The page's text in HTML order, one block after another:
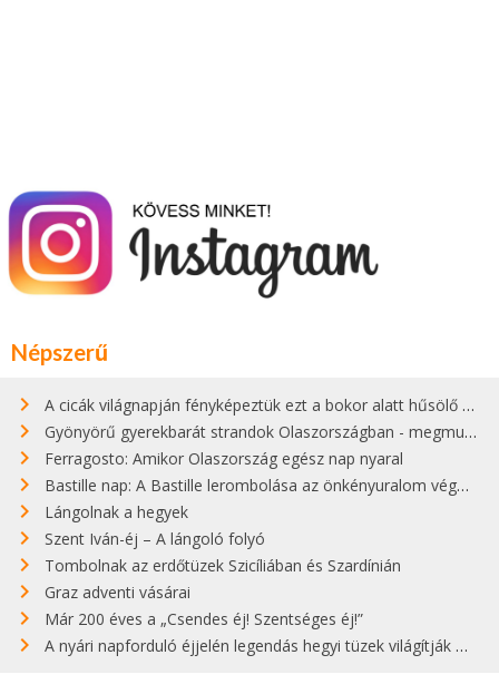
Népszerű
A cicák világnapján fényképeztük ezt a bokor alatt hűsölő cicát Kisorosziban
Gyönyörű gyerekbarát strandok Olaszországban - megmutatjuk a 15 legjobbat
Ferragosto: Amikor Olaszország egész nap nyaral
Bastille nap: A Bastille lerombolása az önkényuralom végét jelentette
Lángolnak a hegyek
Szent Iván-éj – A lángoló folyó
Tombolnak az erdőtüzek Szicíliában és Szardínián
Graz adventi vásárai
Már 200 éves a „Csendes éj! Szentséges éj!”
A nyári napforduló éjjelén legendás hegyi tüzek világítják meg Zugspitzét